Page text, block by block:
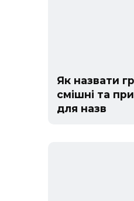
Як назвати
смішні та
для назв